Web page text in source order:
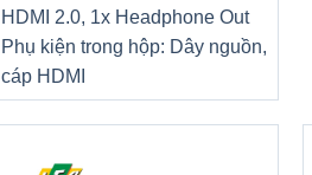
HDMI 2.0, 1x Headphone Out
Phụ kiện trong hộp: Dây nguồn,
cáp HDMI